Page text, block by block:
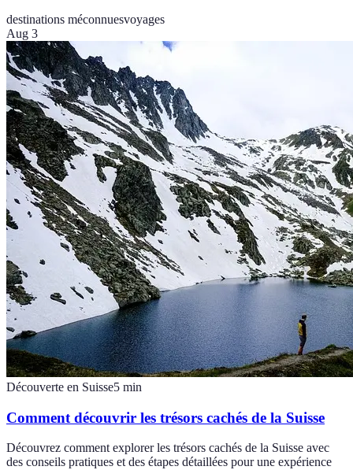
destinations méconnuesvoyages
Aug 3
Découverte en Suisse5 min
Comment découvrir les trésors cachés de la Suisse
Découvrez comment explorer les trésors cachés de la Suisse avec
des conseils pratiques et des étapes détaillées pour une expérience